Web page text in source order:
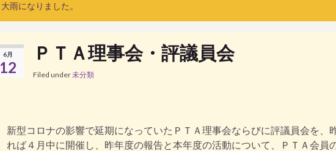
大雨になりました。
6月
12
ＰＴＡ理事会・評議員会
Filed under未分類
新型コロナの影響で延期になっていたＰＴＡ理事会ならびに評議員会を
れば４月中に開催し、昨年度の報告と本年度の活動について、ＰＴＡ会